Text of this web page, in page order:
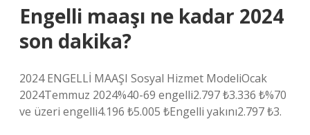
Engelli maaşı ne kadar 2024
son dakika?
2024 ENGELLİ MAAŞI Sosyal Hizmet ModeliOcak
2024Temmuz 2024%40-69 engelli2.797 ₺3.336 ₺%70
ve üzeri engelli4.196 ₺5.005 ₺Engelli yakını2.797 ₺3.